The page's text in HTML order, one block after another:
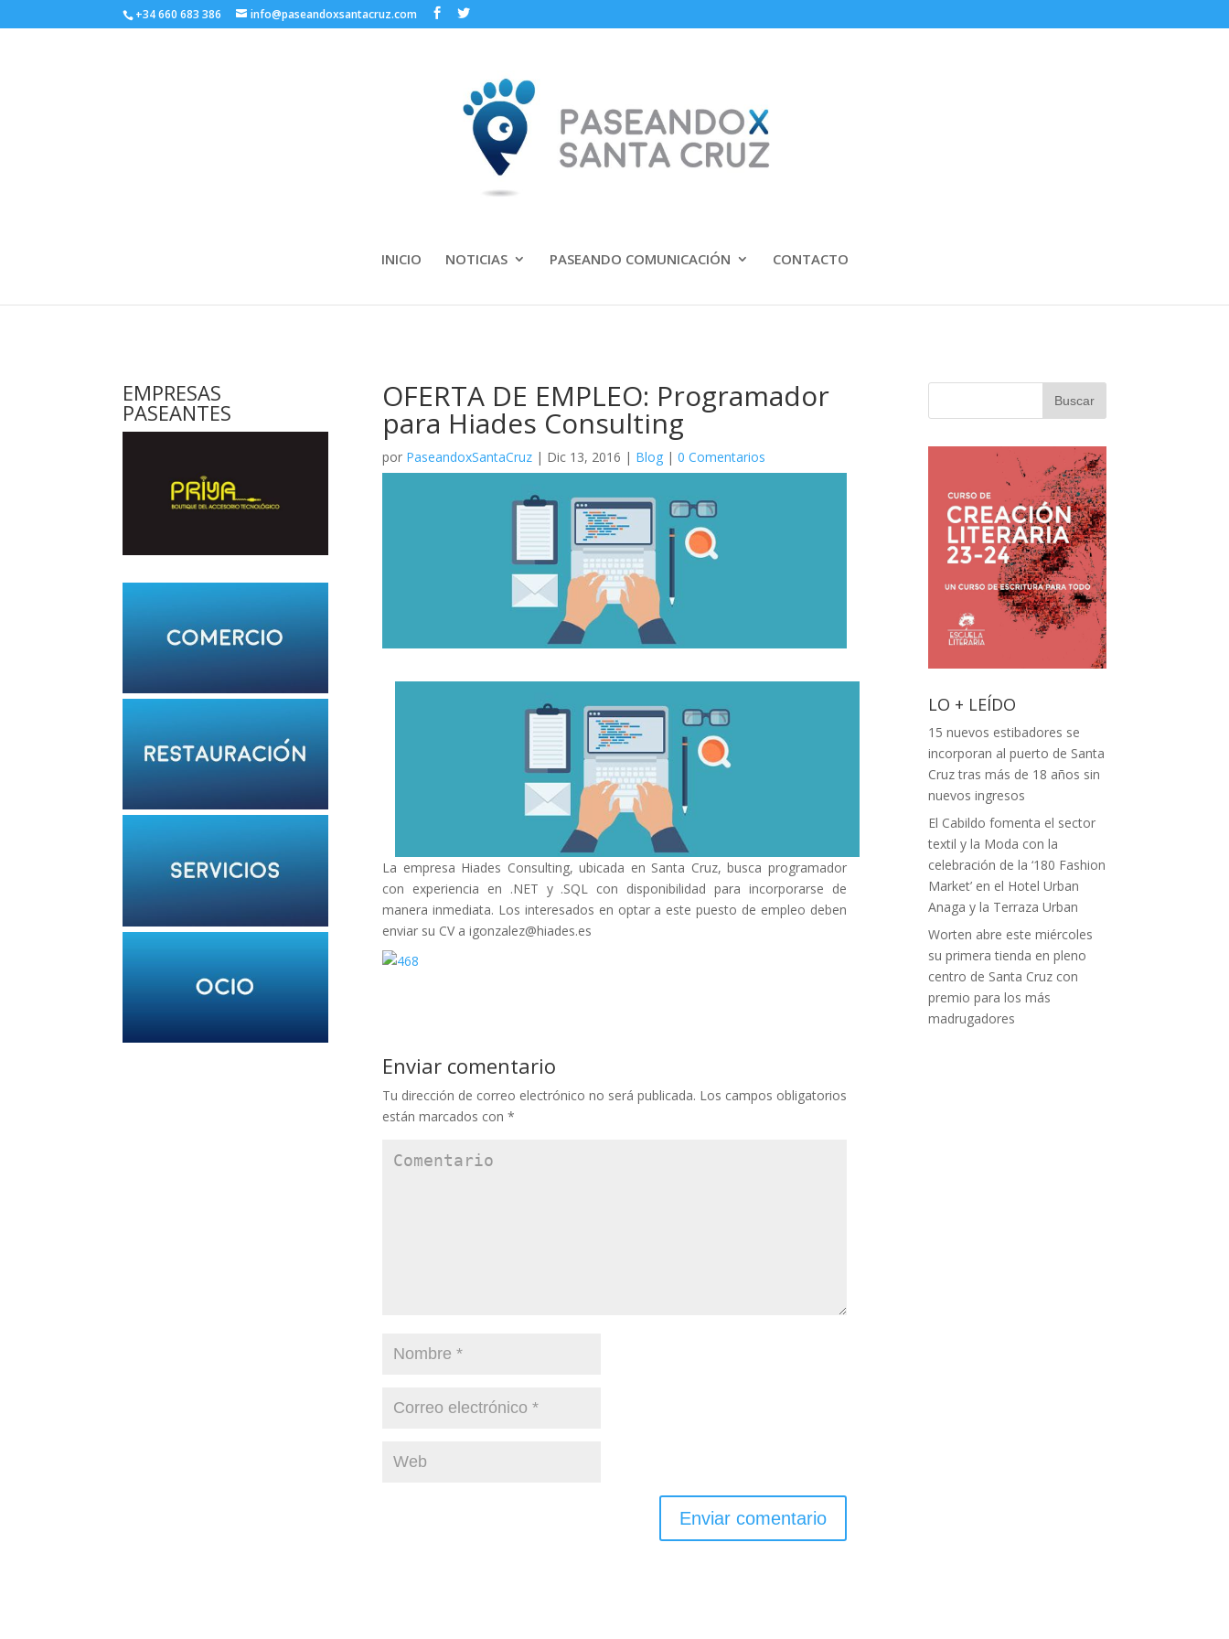
+34 660 683 386 info@paseandoxsantacruz.com
INICIO NOTICIAS PASEANDO COMUNICACIÓN CONTACTO
EMPRESAS
PASEANTES OFERTA DE EMPLEO: Programador
para Hiades Consulting
por PaseandoxSantaCruz| Dic 13, 2016 | Blog| 0 Comentarios
La empresa Hiades Consulting, ubicada en Santa Cruz, busca programador
con experiencia en .NET y .SQL con disponibilidad para incorporarse de
manera inmediata. Los interesados en optar a este puesto de empleo deben
enviar su CV a igonzalez@hiades.es
Enviar comentario
Tu dirección de correo electrónico no será publicada. Los campos obligatorios
están marcados con *
LO + LEÍDO
15 nuevos estibadores se
incorporan al puerto de Santa
Cruz tras más de 18 años sin
nuevos ingresos
El Cabildo fomenta el sector
textil y la Moda con la
celebración de la ‘180 Fashion
Market’ en el Hotel Urban
Anaga y la Terraza Urban
Worten abre este miércoles
su primera tienda en pleno
centro de Santa Cruz con
premio para los más
madrugadores